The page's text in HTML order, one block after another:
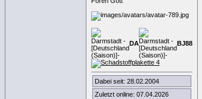
DA BJ88
Dabei seit: 28.02.2004
Zuletzt online: 07.04.2026